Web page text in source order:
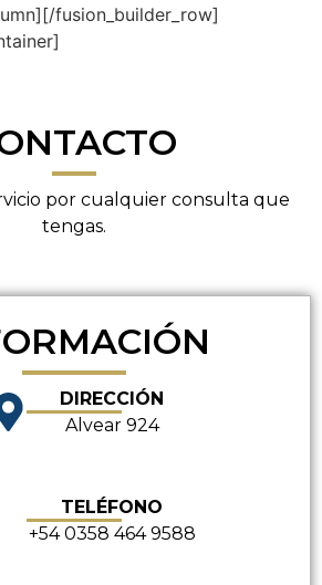
fusion_builder_row]
por cualquier consulta que
tengas.
DIRECCIÓN
Alvear 924
TELÉFONO
+54 0358 464 9588